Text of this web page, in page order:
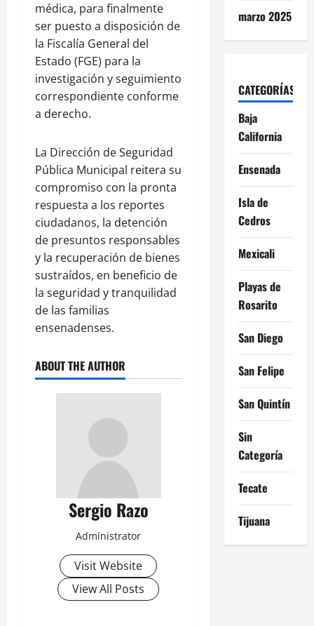
médica, para finalmente
ser puesto a disposición de
la Fiscalía General del
Estado (FGE) para la
investigación y seguimiento
correspondiente conforme
a derecho.
La Dirección de Seguridad
Pública Municipal reitera su
compromiso con la pronta
respuesta a los reportes
ciudadanos, la detención
de presuntos responsables
y la recuperación de bienes
sustraídos, en beneficio de
la seguridad y tranquilidad
de las familias
ensenadenses.
ABOUT THE AUTHOR
Sergio Razo
Administrator
Visit Website
View All Posts
marzo 2025
CATEGORÍAS
Baja
California
Ensenada
Isla de
Cedros
Mexicali
Playas de
Rosarito
San Diego
San Felipe
San Quintín
Sin
Categoría
Tecate
Tijuana